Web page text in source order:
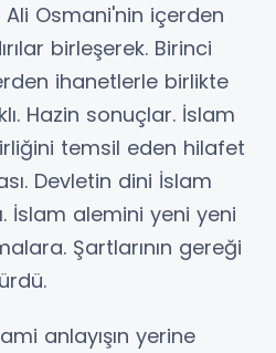
Osmani'nin içerden
birleşerek. Birinci
ihanetlerle birlikte
Hazin sonuçlar. İslam
temsil eden hilafet
Devletin dini İslam
İslam alemini yeni yeni
Şartlarının gereği
anlayışın yerine